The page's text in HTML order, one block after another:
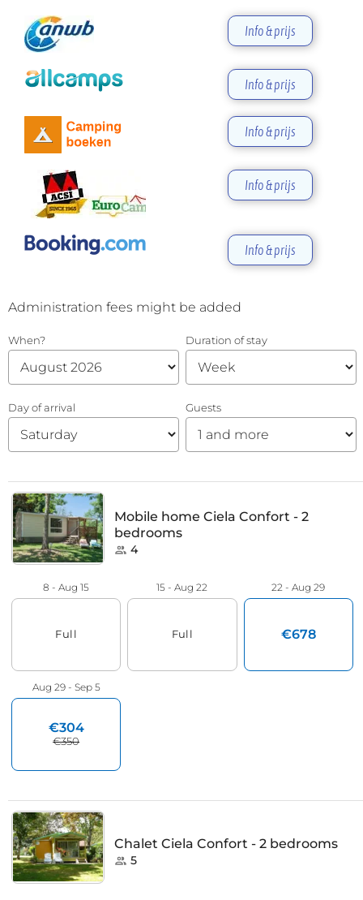
Info & prijs
Info & prijs
Info & prijs
Info & prijs
Info & prijs